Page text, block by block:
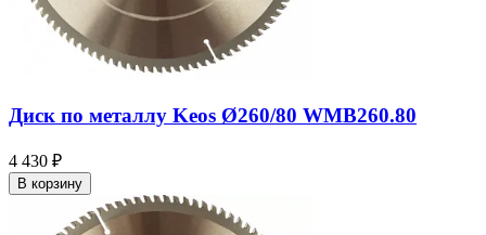
Диск по металлу Keos Ø260/80 WMB260.80
4 430 ₽
В корзину